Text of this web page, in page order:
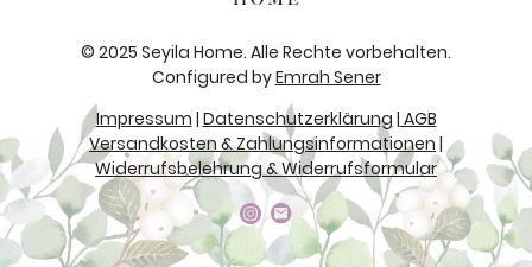
© 2025 Seyila Home. Alle Rechte vorbehalten.
Configured byEmrah Sener
Impressum | Datenschutzerklärung | AGB
Versandkosten & Zahlungsinformationen |
Widerrufsbelehrung & Widerrufsformular